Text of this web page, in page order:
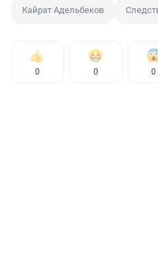
Кайрат Адельбеков
0 0 0